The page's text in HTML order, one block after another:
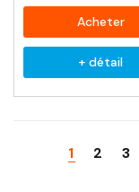
Acheter
+ détail
1 2 3